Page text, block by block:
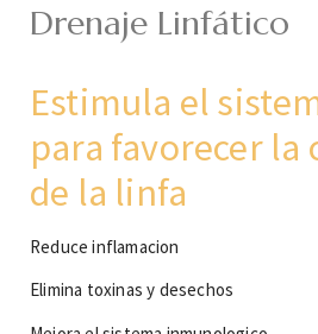
Drenaje Linfático
Estimula el
para favorecer la
de la linfa
Reduce inflamacion
Elimina toxinas y desechos